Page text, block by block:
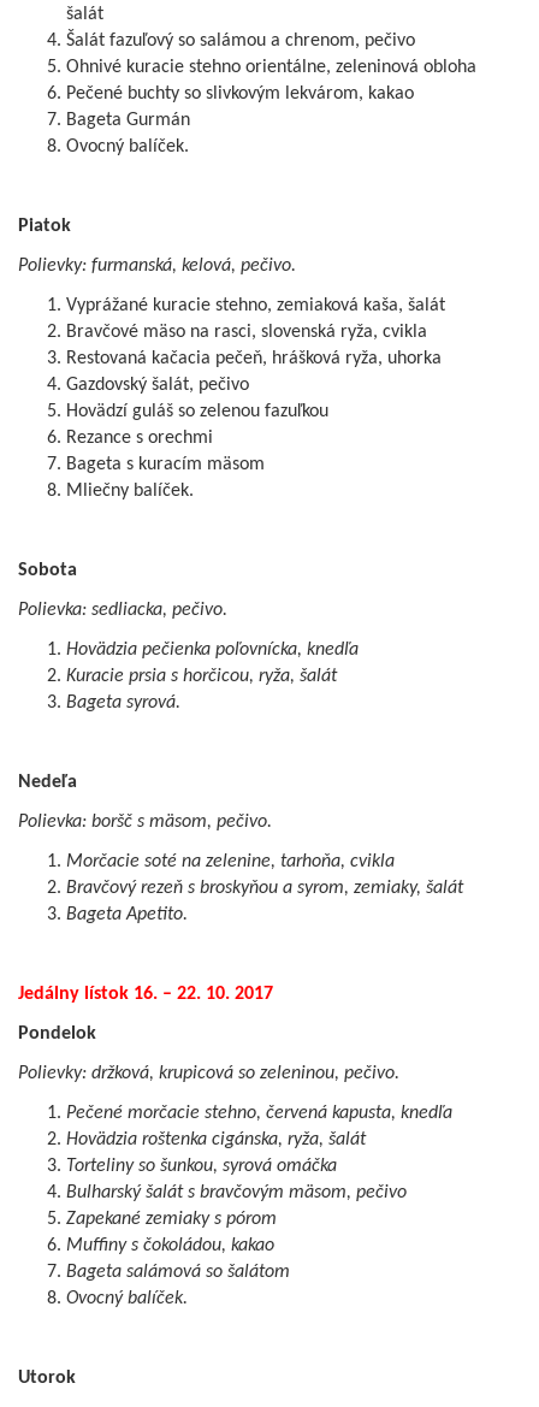
šalát
Šalát fazuľový so salámou a chrenom, pečivo
Ohnivé kuracie stehno orientálne, zeleninová obloha
Pečené buchty so slivkovým lekvárom, kakao
Bageta Gurmán
Ovocný balíček.
Piatok
Polievky: furmanská, kelová, pečivo.
Vyprážané kuracie stehno, zemiaková kaša, šalát
Bravčové mäso na rasci, slovenská ryža, cvikla
Restovaná kačacia pečeň, hrášková ryža, uhorka
Gazdovský šalát, pečivo
Hovädzí guláš so zelenou fazuľkou
Rezance s orechmi
Bageta s kuracím mäsom
Mliečny balíček.
Sobota
Polievka: sedliacka, pečivo.
Hovädzia pečienka poľovnícka, knedľa
Kuracie prsia s horčicou, ryža, šalát
Bageta syrová.
Nedeľa
Polievka: boršč s mäsom, pečivo.
Morčacie soté na zelenine, tarhoňa, cvikla
Bravčový rezeň s broskyňou a syrom, zemiaky, šalát
Bageta Apetito.
Jedálny lístok 16. – 22. 10. 2017
Pondelok
Polievky: držková, krupicová so zeleninou, pečivo.
Pečené morčacie stehno, červená kapusta, knedľa
Hovädzia roštenka cigánska, ryža, šalát
Torteliny so šunkou, syrová omáčka
Bulharský šalát s bravčovým mäsom, pečivo
Zapekané zemiaky s pórom
Muffiny s čokoládou, kakao
Bageta salámová so šalátom
Ovocný balíček.
Utorok